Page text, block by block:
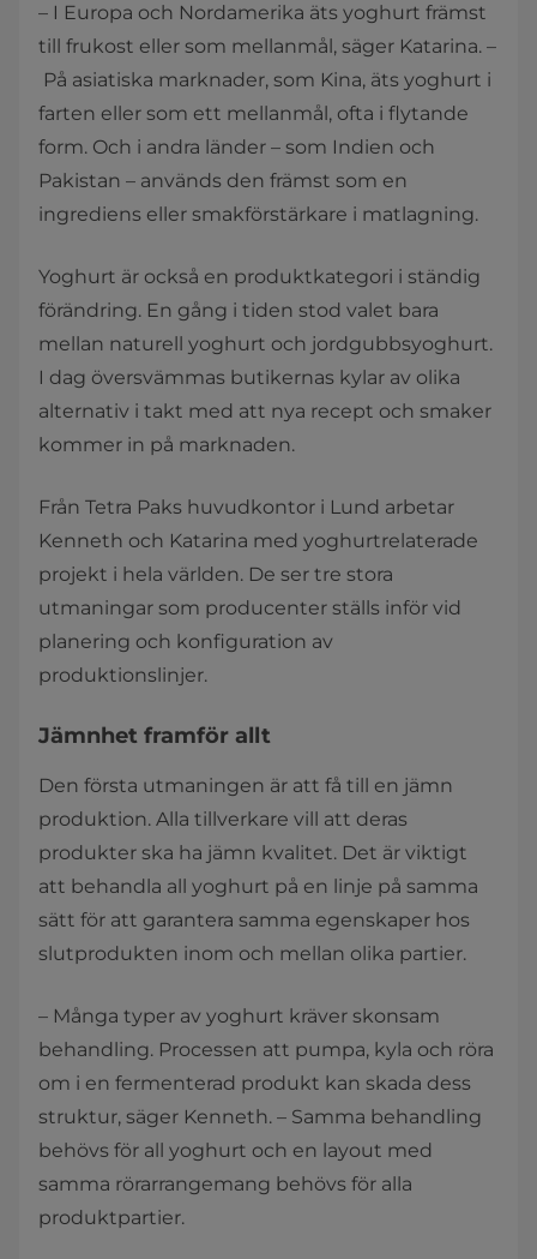
– I Europa och Nordamerika äts yoghurt främst
till frukost eller som mellanmål, säger Katarina. –
På asiatiska marknader, som Kina, äts yoghurt i
farten eller som ett mellanmål, ofta i flytande
form. Och i andra länder – som Indien och
Pakistan – används den främst som en
ingrediens eller smakförstärkare i matlagning.
Yoghurt är också en produktkategori i ständig
förändring. En gång i tiden stod valet bara
mellan naturell yoghurt och jordgubbsyoghurt.
I dag översvämmas butikernas kylar av olika
alternativ i takt med att nya recept och smaker
kommer in på marknaden.
Från Tetra Paks huvudkontor i Lund arbetar
Kenneth och Katarina med yoghurtrelaterade
projekt i hela världen. De ser tre stora
utmaningar som producenter ställs inför vid
planering och konfiguration av
produktionslinjer.
Jämnhet framför allt
Den första utmaningen är att få till en jämn
produktion. Alla tillverkare vill att deras
produkter ska ha jämn kvalitet. Det är viktigt
att behandla all yoghurt på en linje på samma
sätt för att garantera samma egenskaper hos
slutprodukten inom och mellan olika partier.
– Många typer av yoghurt kräver skonsam
behandling. Processen att pumpa, kyla och röra
om i en fermenterad produkt kan skada dess
struktur, säger Kenneth. – Samma behandling
behövs för all yoghurt och en layout med
samma rörarrangemang behövs för alla
produktpartier.